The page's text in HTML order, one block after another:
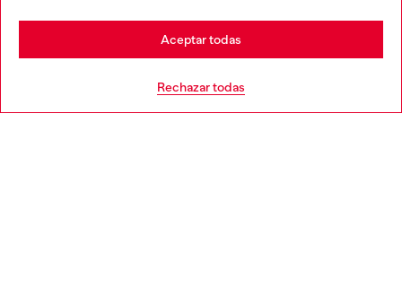
Rechazar todas
Aceptar todas